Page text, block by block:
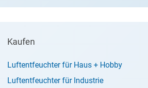
Kaufen
Luftentfeuchter für Haus + Hobby
Luftentfeuchter für Industrie